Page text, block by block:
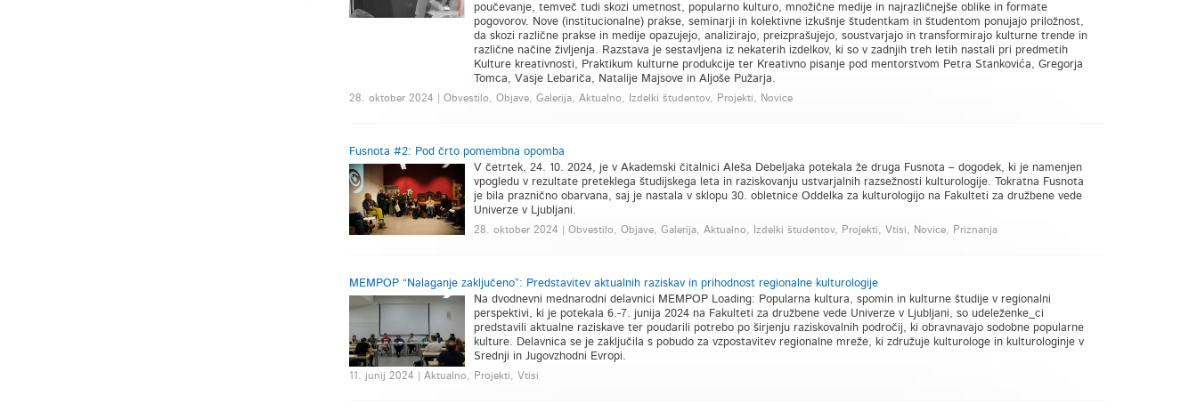
poučevanje, temveč tudi skozi umetnost, popularno kulturo, množične medije in najrazličnejše oblike in formate
pogovorov. Nove (institucionalne) prakse, seminarji in kolektivne izkušnje študentkam in študentom ponujajo priložnost,
da skozi različne prakse in medije opazujejo, analizirajo, preizprašujejo, soustvarjajo in transformirajo kulturne trende in
različne načine življenja. Razstava je sestavljena iz nekaterih izdelkov, ki so v zadnjih treh letih nastali pri predmetih
Kulture kreativnosti, Praktikum kulturne produkcije ter Kreativno pisanje pod mentorstvom Petra Stankovića, Gregorja
Tomca, Vasje Lebariča, Natalije Majsove in Aljoše Pužarja.
28. oktober 2024 | Obvestilo, Objave, Galerija, Aktualno, Izdelki študentov, Projekti, Novice
Fusnota #2: Pod črto pomembna opomba
V četrtek, 24. 10. 2024, je v Akademski čitalnici Aleša Debeljaka potekala že druga Fusnota – dogodek, ki je namenjen
vpogledu v rezultate preteklega študijskega leta in raziskovanju ustvarjalnih razsežnosti kulturologije. Tokratna Fusnota
je bila praznično obarvana, saj je nastala v sklopu 30. obletnice Oddelka za kulturologijo na Fakulteti za družbene vede
Univerze v Ljubljani.
28. oktober 2024 | Obvestilo, Objave, Galerija, Aktualno, Izdelki študentov, Projekti, Vtisi, Novice, Priznanja
MEMPOP “Nalaganje zaključeno”: Predstavitev aktualnih raziskav in prihodnost regionalne kulturologije
Na dvodnevni mednarodni delavnici MEMPOP Loading: Popularna kultura, spomin in kulturne študije v regionalni
perspektivi, ki je potekala 6.-7. junija 2024 na Fakulteti za družbene vede Univerze v Ljubljani, so udeleženke_ci
predstavili aktualne raziskave ter poudarili potrebo po širjenju raziskovalnih področij, ki obravnavajo sodobne popularne
kulture. Delavnica se je zaključila s pobudo za vzpostavitev regionalne mreže, ki združuje kulturologe in kulturologinje v
Srednji in Jugovzhodni Evropi.
11. junij 2024 | Aktualno, Projekti, Vtisi